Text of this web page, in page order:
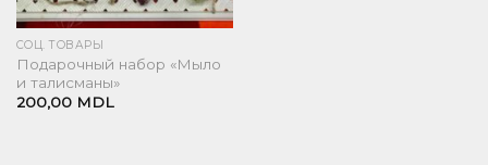
СОЦ. ТОВАРЫ
Подарочный набор «Мыло
и талисманы»
200,00 MDL